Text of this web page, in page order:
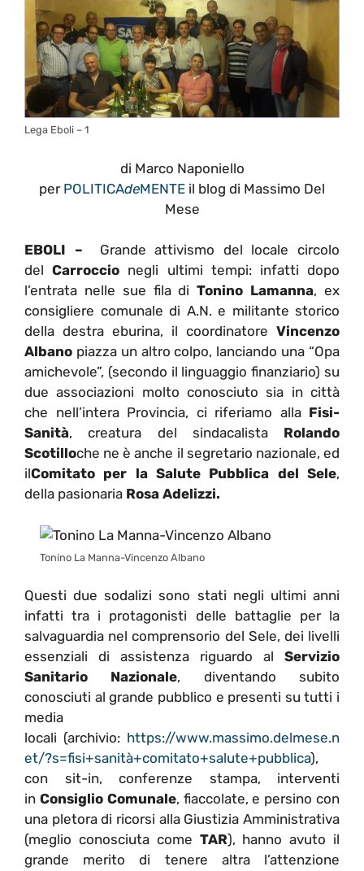
Lega Eboli – 1
di Marco Naponiello
per POLITICAdeMENTE il blog di Massimo Del
Mese
EBOLI –
Grande attivismo del locale circolo
delCarroccio negli ultimi tempi: infatti dopo
l’entrata nelle sue fila diTonino Lamanna, ex
consigliere comunale di A.N. e militante storico
della destra eburina, il coordinatore Vincenzo
Albano piazza un altro colpo, lanciando una “Opa
amichevole”, (secondo il linguaggio finanziario) su
due associazioni molto conosciuto sia in città
che nell’intera Provincia, ci riferiamo alla Fisi-
Sanità, creatura del sindacalista Rolando
Scotilloche ne è anche il segretario nazionale, ed
ilComitato per la Salute Pubblica del Sele,
della pasionaria Rosa Adelizzi.
Tonino La Manna-Vincenzo Albano
Questi due sodalizi sono stati negli ultimi anni
infatti tra i protagonisti delle battaglie per la
salvaguardia nel comprensorio del Sele, dei livelli
essenziali di assistenza riguardo al Servizio
Sanitario Nazionale, diventando subito
conosciuti al grande pubblico e presenti su tutti i
media
locali (archivio: https://www.massimo.delmese.n
et/?s=fisi+sanità+comitato+salute+pubblica),
con sit-in, conferenze stampa, interventi
in Consiglio Comunale, fiaccolate, e persino con
una pletora di ricorsi alla Giustizia Amministrativa
(meglio conosciuta come TAR), hanno avuto il
grande merito di tenere altra l’attenzione